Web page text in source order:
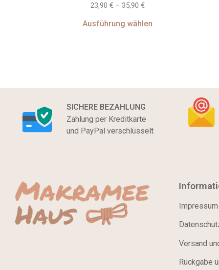
23,90€ –35,90€
Ausführung wählen
SICHERE BEZAHLUNG
Zahlung per Kreditkarte
und PayPal verschlüsselt
Impressum
Versand
Rückgabe